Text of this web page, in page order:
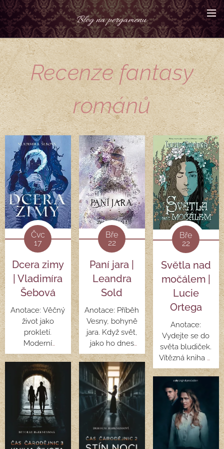
Blog na pergamenu
Recenze fantasy
románů
Čvc
17
Dcera zimy
| Vladimíra
Šebová
Anotace: Věčný
život jako
prokletí.
Moderní
fantasy, ve
které ožívají
slovanští
bohové i bestie.
Moranu a její
sestru Vesnu
černá magie
navždy uvěznila
ve světě živých.
Bře
22
Paní jara |
Leandra
Sold
Anotace: Příběh
Vesny, bohyně
jara. Když svět,
jako ho dnes
známe, už
neexistuje. Když
děti vyrůstají jen
v ústavech.
Když další válka
zničila i
poslední střípky
lidskosti v nás,
přichází ona.
Bře
22
Světla nad
močálem |
Lucie
Ortega
Anotace:
Vydejte se do
světa bludiček.
Vítězná kniha 4.
ročníku soutěže
Hvězda
inkoustu. Lena
si vzala život
naprosto
dobrovolně –
mezi lidmi už žít
nemohla. Teď je